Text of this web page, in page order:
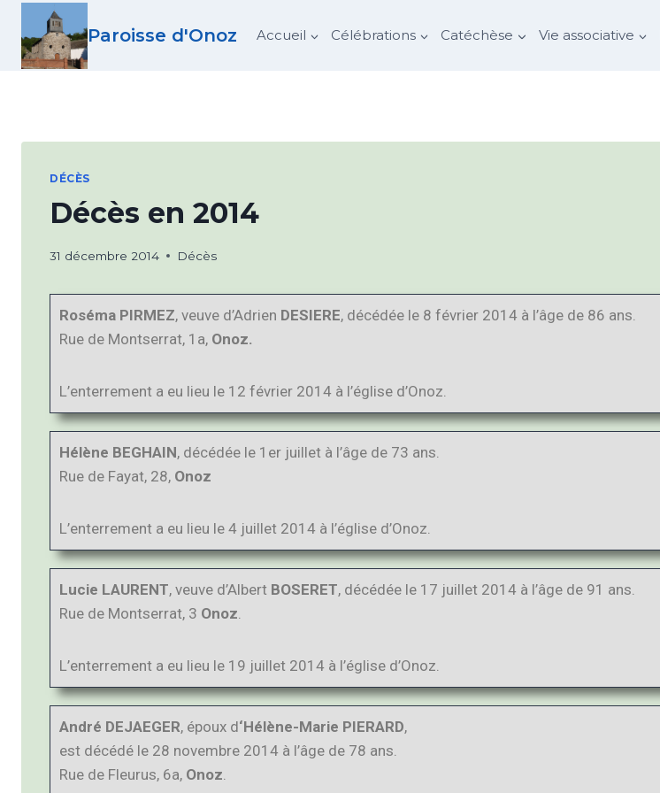
Paroisse d'Onoz Accueil Célébrations Catéchèse Vie associative
DÉCÈS
Décès en 2014
31 décembre 2014 Décès
Roséma PIRMEZ, veuve d’Adrien DESIERE, décédée le 8 février 2014 à l’âge de 86 ans.
Rue de Montserrat, 1a, Onoz.
L’enterrement a eu lieu le 12 février 2014 à l’église d’Onoz.
Hélène BEGHAIN, décédée le 1er juillet à l’âge de 73 ans.
Rue de Fayat, 28, Onoz
L’enterrement a eu lieu le 4 juillet 2014 à l’église d’Onoz.
Lucie LAURENT, veuve d’Albert BOSERET, décédée le 17 juillet 2014 à l’âge de 91 ans.
Rue de Montserrat, 3 Onoz
L’enterrement a eu lieu le 19 juillet 2014 à l’église d’Onoz.
André DEJAEGER, époux d‘Hélène-Marie PIERARD,
est décédé le 28 novembre 2014 à l’âge de 78 ans.
Rue de Fleurus, 6a, Onoz